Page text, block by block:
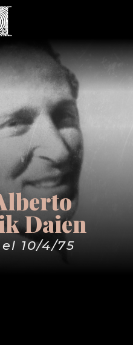
Daien
10/4/75